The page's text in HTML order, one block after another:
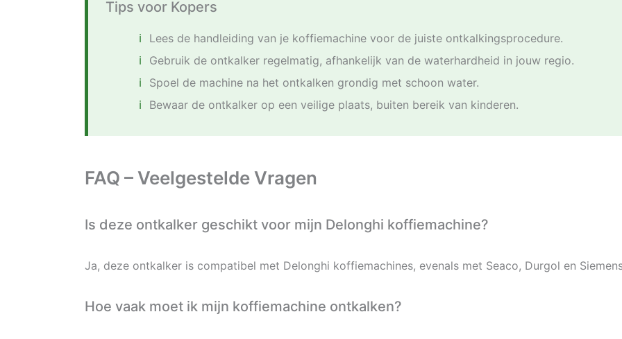
Tips voor Kopers
Lees de handleiding van je koffiemachine voor de juiste ontkalkingsprocedure.
Gebruik de ontkalker regelmatig, afhankelijk van de waterhardheid in jouw regio.
Spoel de machine na het ontkalken grondig met schoon water.
Bewaar de ontkalker op een veilige plaats, buiten bereik van kinderen.
FAQ – Veelgestelde Vragen
Is deze ontkalker geschikt voor mijn Delonghi koffiemachine?
Ja, deze ontkalker is compatibel met Delonghi koffiemachines, evenals met Seaco, Durgol en
Hoe vaak moet ik mijn koffiemachine ontkalken?